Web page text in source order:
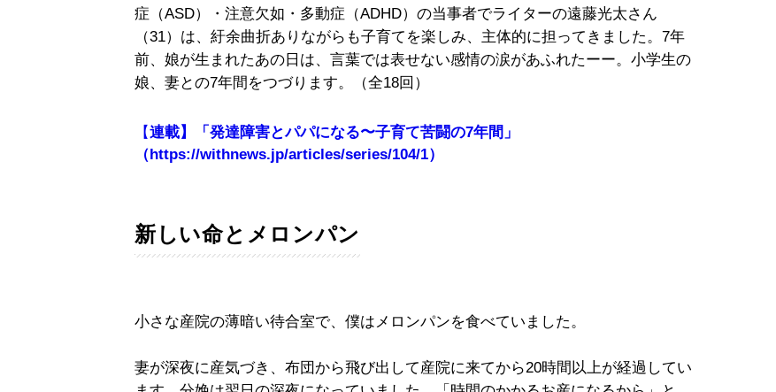
症（ASD）・注意欠如・多動症（ADHD）の当事者でライターの遠藤光太さん
（31）は、紆余曲折ありながらも子育てを楽しみ、主体的に担ってきました。7年
前、娘が生まれたあの日は、言葉では表せない感情の涙があふれたーー。小学生の
娘、妻との7年間をつづります。（全18回）
【連載】「発達障害とパパになる〜子育て苦闘の7年間」
（https://withnews.jp/articles/series/104/1）
新しい命とメロンパン
小さな産院の薄暗い待合室で、僕はメロンパンを食べていました。
妻が深夜に産気づき、布団から飛び出して産院に来てから20時間以上が経過してい